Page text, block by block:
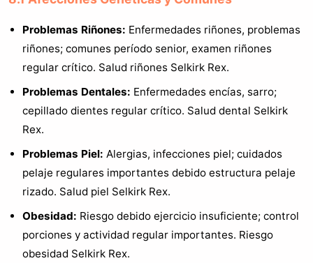
Problemas Riñones: Enfermedades riñones, problemas
riñones; comunes período senior, examen riñones
regular crítico. Salud riñones Selkirk Rex.
Problemas Dentales: Enfermedades encías, sarro;
cepillado dientes regular crítico. Salud dental Selkirk
Rex.
Problemas Piel: Alergias, infecciones piel; cuidados
pelaje regulares importantes debido estructura pelaje
rizado. Salud piel Selkirk Rex.
Obesidad: Riesgo debido ejercicio insuficiente; control
porciones y actividad regular importantes. Riesgo
obesidad Selkirk Rex.